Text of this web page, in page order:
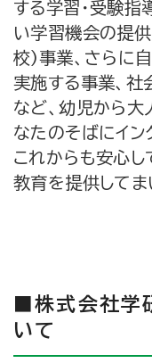
する学習・受験指
い学習機会の提
校)事業、さらに
実施する事業、
など、幼児から大
なたのそばにイン
これからも安心
教育を提供してま
■株式会社学
いて